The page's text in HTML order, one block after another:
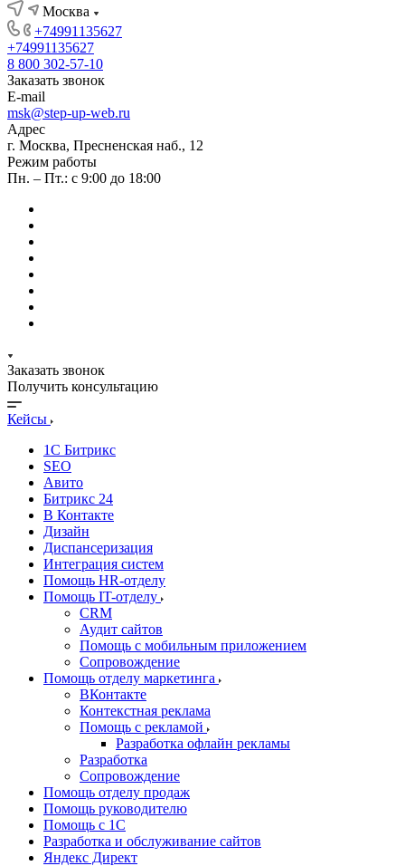
Москва
+74991135627
+74991135627
8 800 302-57-10
Заказать звонок
E-mail
msk@step-up-web.ru
Адрес
г. Москва, Пресненская наб., 12
Режим работы
Пн. – Пт.: с 9:00 до 18:00
Заказать звонок
Получить консультацию
Кейсы
1С Битрикс
SEO
Авито
Битрикс 24
В Контакте
Дизайн
Диспансеризация
Интеграция систем
Помощь HR-отделу
Помощь IT-отделу
CRM
Аудит сайтов
Помощь с мобильным приложением
Сопровождение
Помощь отделу маркетинга
ВКонтакте
Контекстная реклама
Помощь с рекламой
Разработка офлайн рекламы
Разработка
Сопровождение
Помощь отделу продаж
Помощь руководителю
Помощь с 1С
Разработка и обслуживание сайтов
Яндекс Директ